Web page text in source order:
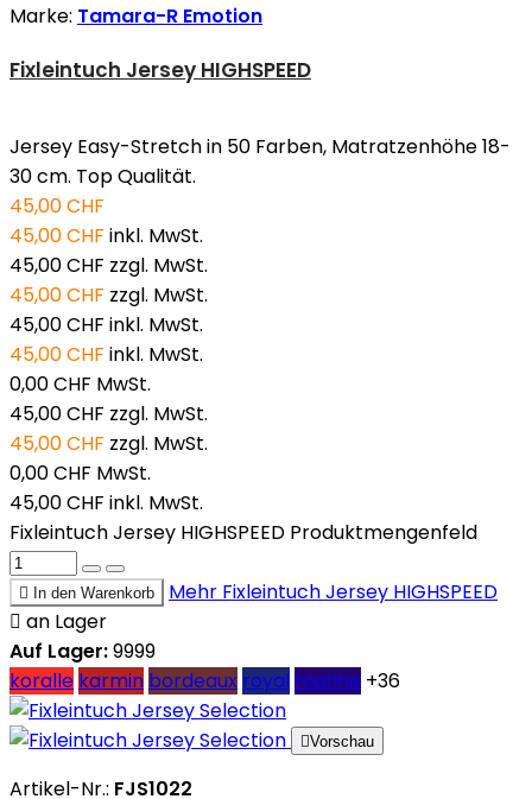
Marke: Tamara-R Emotion
Fixleintuch Jersey HIGHSPEED
Jersey Easy-Stretch in 50 Farben, Matratzenhöhe 18-
30 cm. Top Qualität.
45,00 CHF
45,00 CHF inkl. MwSt.
45,00 CHF zzgl. MwSt.
45,00 CHF zzgl. MwSt.
45,00 CHF inkl. MwSt.
45,00 CHF inkl. MwSt.
0,00 CHF MwSt.
45,00 CHF zzgl. MwSt.
45,00 CHF zzgl. MwSt.
0,00 CHF MwSt.
45,00 CHF inkl. MwSt.
Fixleintuch Jersey HIGHSPEED Produktmengenfeld
 In den Warenkorb Mehr Fixleintuch Jersey HIGHSPEED
 an Lager
Auf Lager:9999
koralle karmin bordeaux royal marine +36
Vorschau
Artikel-Nr.: FJS1022